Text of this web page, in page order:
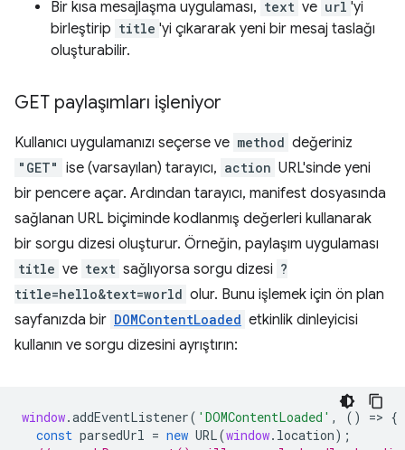
Bir kısa mesajlaşma uygulaması, text ve url 'yi
birleştirip title 'yi çıkararak yeni bir mesaj taslağı
oluşturabilir.
GET paylaşımları işleniyor
Kullanıcı uygulamanızı seçerse ve method değeriniz
"GET" ise (varsayılan) tarayıcı, action URL'sinde yeni
bir pencere açar. Ardından tarayıcı, manifest dosyasında
sağlanan URL biçiminde kodlanmış değerleri kullanarak
bir sorgu dizesi oluşturur. Örneğin, paylaşım uygulaması
title ve text sağlıyorsa sorgu dizesi ?
title=hello&text=world olur. Bunu işlemek için ön plan
sayfanızda bir DOMContentLoaded etkinlik dinleyicisi
kullanın ve sorgu dizesini ayrıştırın:
window.addEventListener( 'DOMContentLoaded' , () => {
const parsedUrl = new URL(window. location);